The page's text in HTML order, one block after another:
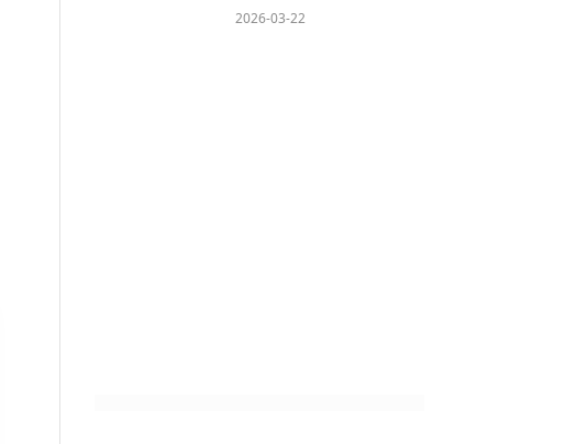
2026-03-22